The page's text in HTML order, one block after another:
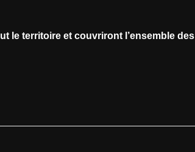
le territoire et couvriront l’ensemble